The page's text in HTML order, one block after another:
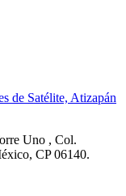
de Satélite, Atizapán
Uno , Col.
CP 06140.